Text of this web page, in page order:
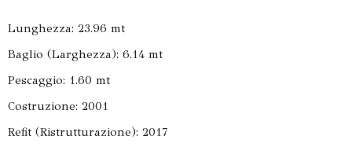
Lunghezza: 23.96 mt
Baglio (Larghezza): 6.14 mt
Pescaggio: 1.60 mt
Costruzione: 2001
Refit (Ristrutturazione): 2017